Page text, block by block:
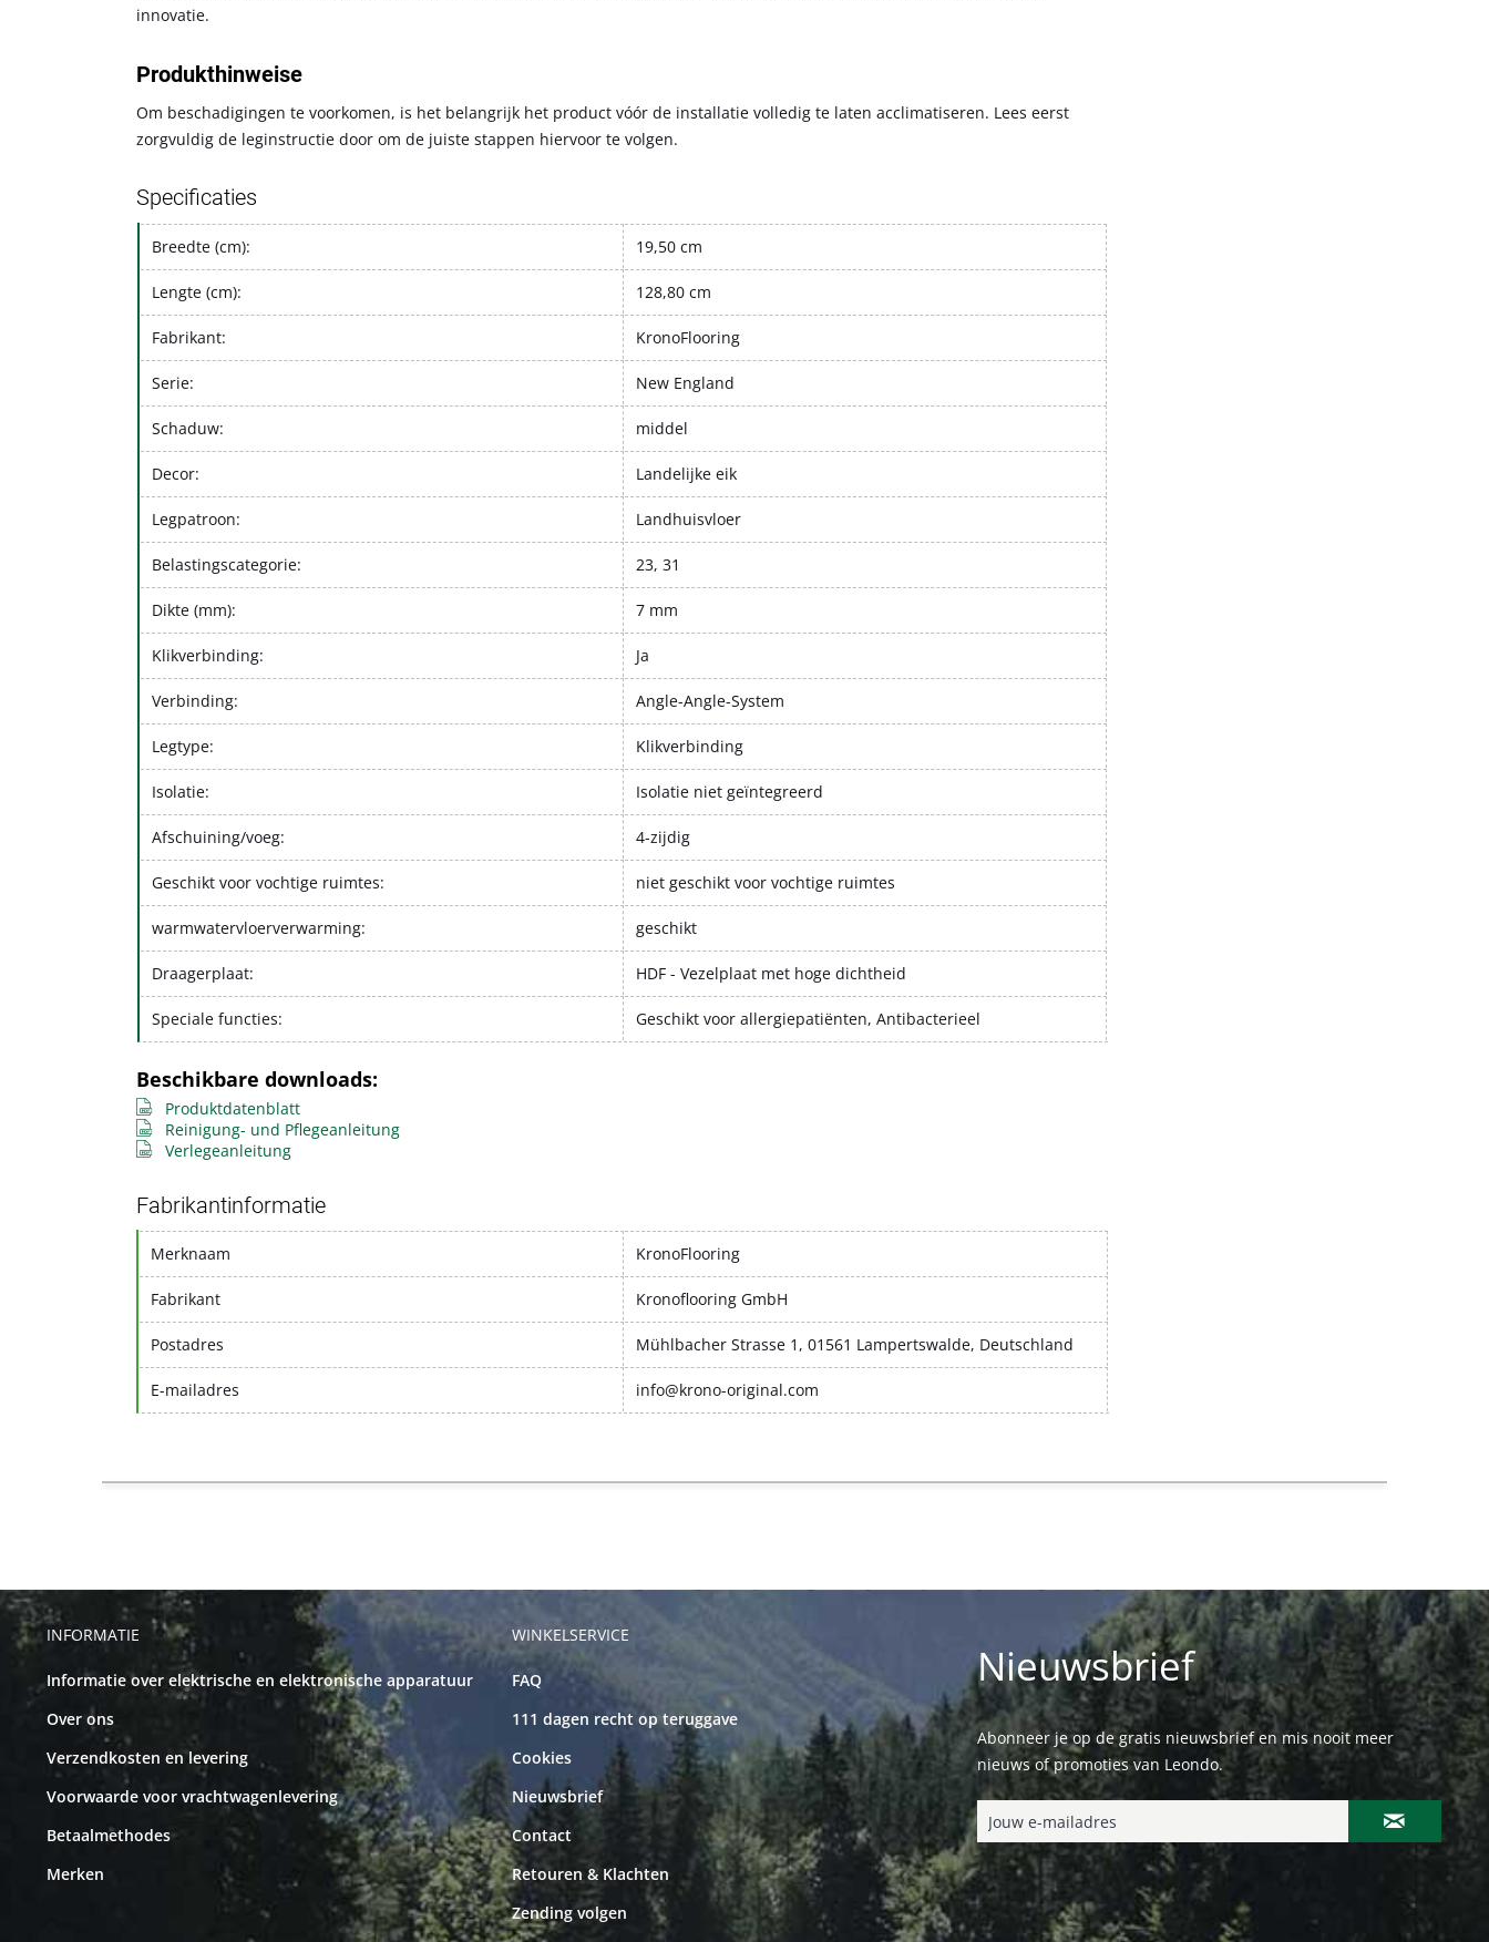
innovatie.
Produkthinweise
Om beschadigingen te voorkomen, is het belangrijk het product vóór de installatie volledig te laten acclimatiseren. Lees eerst
zorgvuldig de leginstructie door om de juiste stappen hiervoor te volgen.
Specificaties
Breedte (cm): 19,50 cm
Lengte (cm): 128,80 cm
Fabrikant: KronoFlooring
Serie: New England
Schaduw: middel
Decor: Landelijke eik
Legpatroon: Landhuisvloer
Belastingscategorie: 23, 31
Dikte (mm): 7 mm
Klikverbinding: Ja
Verbinding: Angle-Angle-System
Legtype: Klikverbinding
Isolatie: Isolatie niet geïntegreerd
Afschuining/voeg: 4-zijdig
Geschikt voor vochtige ruimtes: niet geschikt voor vochtige ruimtes
warmwatervloerverwarming: geschikt
Draagerplaat: HDF - Vezelplaat met hoge dichtheid
Speciale functies: Geschikt voor allergiepatiënten, Antibacterieel
Beschikbare downloads:
Produktdatenblatt
Reinigung- und Pflegeanleitung
Verlegeanleitung
Fabrikantinformatie
Merknaam KronoFlooring
Fabrikant Kronoflooring GmbH
Postadres Mühlbacher Strasse 1, 01561 Lampertswalde, Deutschland
E-mailadres info@krono-original.com
INFORMATIE
Informatie over elektrische en elektronische apparatuur
Over ons
Verzendkosten en levering
Voorwaarde voor vrachtwagenlevering
Betaalmethodes
Merken
WINKELSERVICE
FAQ
111 dagen recht op teruggave
Cookies
Nieuwsbrief
Contact
Retouren & Klachten
Zending volgen
Nieuwsbrief
Abonneer je op de gratis nieuwsbrief en mis nooit meer
nieuws of promoties van Leondo.